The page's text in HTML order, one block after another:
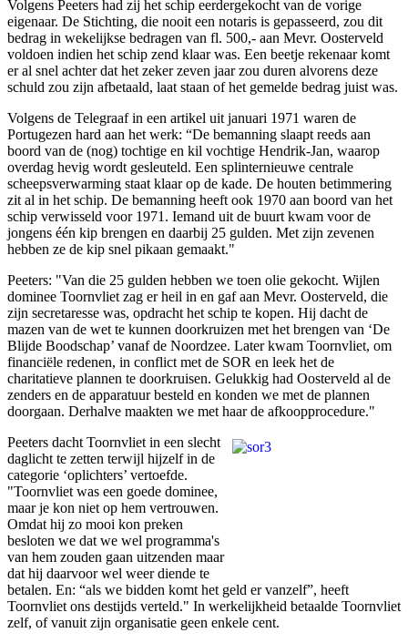
Volgens Peeters had zij het schip eerdergekocht van de vorige
eigenaar. De Stichting, die nooit een notaris is gepasseerd, zou dit
bedrag in wekelijkse bedragen van fl. 500,- aan Mevr. Oosterveld
voldoen indien het schip zend klaar was. Een beetje rekenaar komt
er al snel achter dat het zeker zeven jaar zou duren alvorens deze
schuld zou zijn afbetaald, laat staan of het gemelde bedrag juist was.
Volgens de Telegraaf in een artikel uit januari 1971 waren de
Portugezen hard aan het werk: “De bemanning slaapt reeds aan
boord van de (nog) tochtige en kil vochtige Hendrik-Jan, waarop
overdag hevig wordt gesleuteld. Een splinternieuwe centrale
scheepsverwarming staat klaar op de kade. De houten betimmering
zit al in het schip. De bemanning heeft ook 1970 aan boord van het
schip verwisseld voor 1971. Iemand uit de buurt kwam voor de
jongens één kip brengen en daarbij 25 gulden. Met zijn zevenen
hebben ze de kip snel pikaan gemaakt."
Peeters: "Van die 25 gulden hebben we toen olie gekocht. Wijlen
dominee Toornvliet zag er heil in en gaf aan Mevr. Oosterveld, die
zijn secretaresse was, opdracht het schip te kopen. Hij dacht de
mazen van de wet te kunnen doorkruizen met het brengen van ‘De
Blijde Boodschap’ vanaf de Noordzee. Later kwam Toornvliet, om
financiële redenen, in conflict met de SOR en leek het de
charitatieve plannen te doorkruisen. Gelukkig had Oosterveld al de
zenders en de apparatuur besteld en konden we met de plannen
doorgaan. Derhalve maakten we met haar de afkoopprocedure."
Peeters dacht Toornvliet in een slecht
daglicht te zetten terwijl hijzelf in de
categorie ‘oplichters’ vertoefde.
"Toornvliet was een goede dominee,
maar je kon niet op hem vertrouwen.
Omdat hij zo mooi kon preken
besloten we dat we wel programma's
van hem zouden gaan uitzenden maar
dat hij daarvoor wel weer diende te
betalen. En: “als we bidden komt het geld er vanzelf”, heeft
Toornvliet ons destijds verteld." In werkelijkheid betaalde Toornvliet
zelf, of vanuit zijn organisatie geen enkele cent.